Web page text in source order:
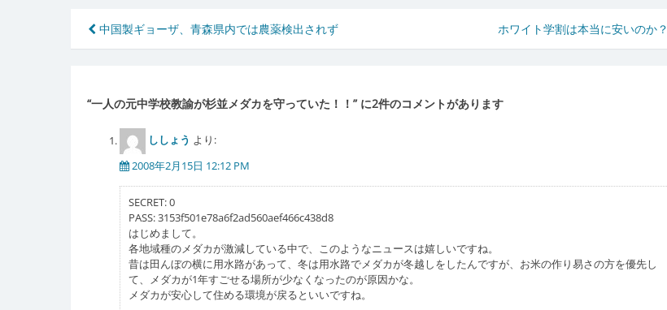
投
稿
ビ
ゲ
中国製ギョーザ、青森県内では農薬検出されず ホワイト学割は本当に安いのか？
“一人の元中学校教諭が杉並メダカを守っていた！！ ” に2件のコメントがあります
ししょう より:
2008年2月15日 12:12 PM
SECRET: 0
PASS: 3153f501e78a6f2ad560aef466c438d8
はじめまして。
各地域種のメダカが激減している中で、このようなニュースは嬉しいですね。
昔は田んぼの横に用水路があって、冬は用水路でメダカが冬越しをしたんですが、お米の作り易さの方を優先し
て、メダカが1年すごせる場所が少なくなったのが原因かな。
メダカが安心して住める環境が戻るといいですね。